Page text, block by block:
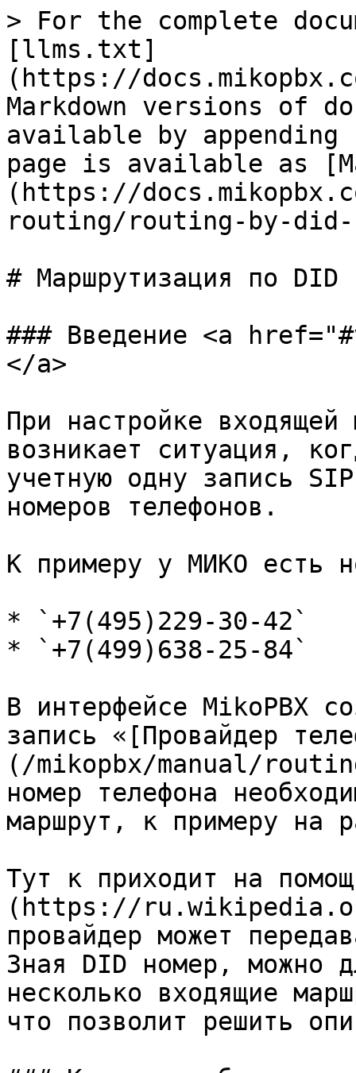
> For the complete
[llms.txt]
(https://
Markdown versions of
available by
page is available as
(https://
routing/routing-by-did-
# Маршрутизация по DID
### Введение <a
</a>
При настройке входящей
возникает ситуация,
учетную одну запись
номеров телефонов.
К примеру у МИКО есть
* `+7(495)229-30-42`
* `+7(499)638-25-84`
В интерфейсе MikoPBX
запись «[Провайдер
(/mikopbx/manual/
номер телефона
маршрут, к примеру на
Тут к приходит на
(https://
провайдер может
Зная DID номер, можно
несколько входящие
что позволит решить